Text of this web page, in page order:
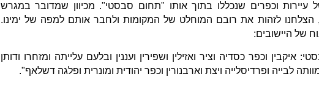
וכפרים שנכללו בתוך אותו "תחום סבסטי". מכיוון שמדובר במגרש
הצלחנו לזהות את רובם המוחלט של המקומות ולחבר אותם למפה של ימינו.
של היישובים:
וכפר כסדיה וציר ואזילין ושפירין ועננין ובלעם עלייתה ומזחרו ודותן
לבייה ופרדיסלייה ויצת וארבנורין וכפר יהודית ומונרית ופלגה דשלאף".